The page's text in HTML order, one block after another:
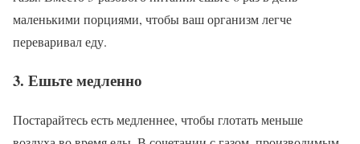
маленькими порциями, чтобы ваш организм легче
переваривал еду.
3. Ешьте медленно
Постарайтесь есть медленнее, чтобы глотать меньше